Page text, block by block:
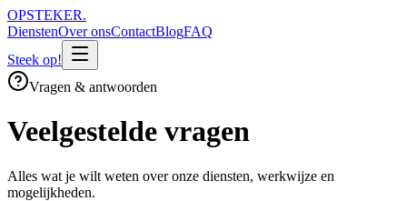
OPSTEKER.
DienstenOver onsContactBlogFAQ
Steek op!
Vragen & antwoorden
Veelgestelde vragen
Alles wat je wilt weten over onze diensten, werkwijze en
mogelijkheden.